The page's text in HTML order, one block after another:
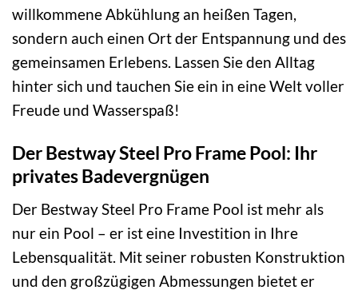
willkommene Abkühlung an heißen Tagen,
sondern auch einen Ort der Entspannung und des
gemeinsamen Erlebens. Lassen Sie den Alltag
hinter sich und tauchen Sie ein in eine Welt voller
Freude und Wasserspaß!
Der Bestway Steel Pro Frame Pool: Ihr
privates Badevergnügen
Der Bestway Steel Pro Frame Pool ist mehr als
nur ein Pool – er ist eine Investition in Ihre
Lebensqualität. Mit seiner robusten Konstruktion
und den großzügigen Abmessungen bietet er